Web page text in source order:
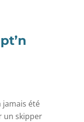
jamais été
un skipper